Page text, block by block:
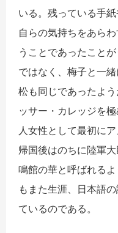
いる。残っている手
自らの気持ちをあら
うことであったこと
ではなく、梅子と一
松も同じであったよ
ッサー・カレッジを
人女性として最初に
帰国後はのちに陸軍
鳴館の華と呼ばれる
もまた生涯、日本語
ているのである。